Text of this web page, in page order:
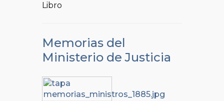
Libro
Memorias del
Ministerio de Justicia